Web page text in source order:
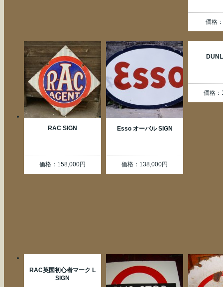
価格
RAC SIGN
価格：158,000円
Esso オーバル SIGN
価格：138,000円
価格
RAC英国初心者マーク L
SIGN